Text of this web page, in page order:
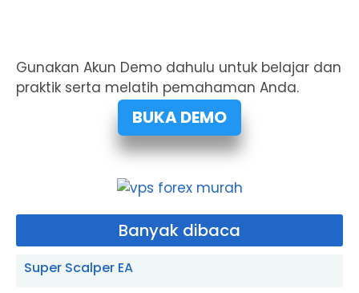
Gunakan Akun Demo dahulu untuk belajar dan
praktik serta melatih pemahaman Anda.
BUKA DEMO
Banyak dibaca
Super Scalper EA